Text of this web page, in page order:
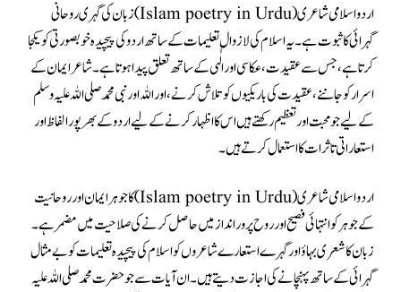
اردو اسلامی شاعری(Islam poetry in Urdu) زبان کی گہری روحانی
گہرائی کا ثبوت ہے۔ یہ اسلام کی لازوال تعلیمات کے ساتھ اردو کی پیچیدہ خوبصورتی کو یکجا
کرتا ہے، جس سے عقیدت، عکاسی اور الٰہی کے ساتھ تعلق پیدا ہوتا ہے۔ شاعر ایمان کے
اسرار کو جاننے، عقیدت کی باریکیوں کو تلاش کرنے، اور اللہ اور نبی محمد صلی اللہ علیہ وسلم
کے لیے جو محبت اور تعظیم رکھتے ہیں اس کا اظہار کرنے کے لیے اردو کے بھرپور الفاظ اور
استعاراتی تاثرات کا استعمال کرتے ہیں۔
اردو اسلامی شاعری(Islam poetry in Urdu) کا جوہر ایمان اور روحانیت
کے جوہر کو انتہائی فصیح اور روح پرور انداز میں حاصل کرنے کی صلاحیت میں مضمر ہے۔
زبان کا شعری بہاؤ اور گہرے استعارے شاعروں کو اسلام کی پیچیدہ تعلیمات کو بے مثال
گہرائی کے ساتھ پہنچانے کی اجازت دیتے ہیں۔ ان آیات سے جو حضرت محمد صلی اللہ علیہ